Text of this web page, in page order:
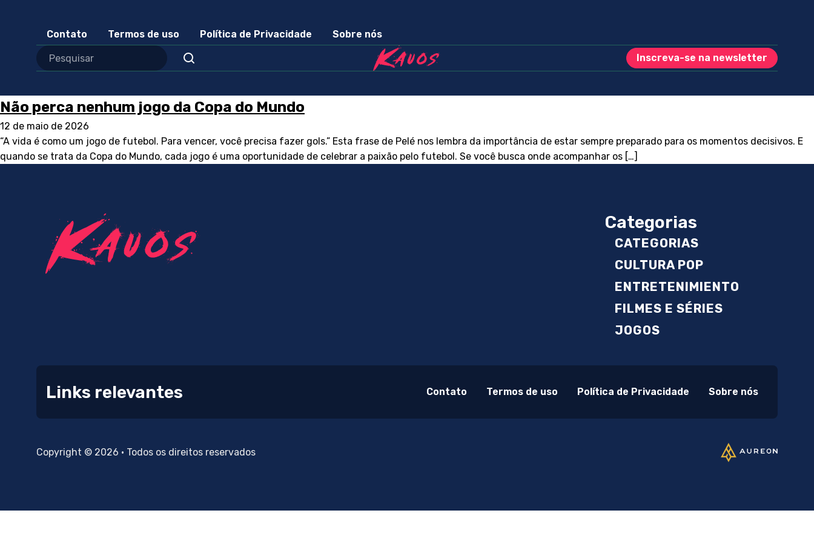
Contato Termos de uso Política de Privacidade Sobre nós
Inscreva-se na newsletter
Não perca nenhum jogo da Copa do Mundo
12 de maio de 2026
“A vida é como um jogo de futebol. Para vencer, você precisa fazer gols.” Esta frase de Pelé nos lembra da importância de estar sempre preparado para os momentos decisivos. E
quando se trata da Copa do Mundo, cada jogo é uma oportunidade de celebrar a paixão pelo futebol. Se você busca onde acompanhar os […]
Categorias
CATEGORIAS
CULTURA POP
ENTRETENIMIENTO
FILMES E SÉRIES
JOGOS
Links relevantes Contato Termos de uso Política de Privacidade Sobre nós
Copyright © 2026 • Todos os direitos reservados